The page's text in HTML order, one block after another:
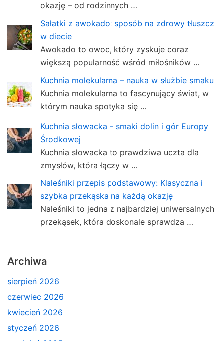
okazję – od rodzinnych …
Sałatki z awokado: sposób na zdrowy tłuszcz
w diecie
Awokado to owoc, który zyskuje coraz
większą popularność wśród miłośników …
Kuchnia molekularna – nauka w służbie smaku
Kuchnia molekularna to fascynujący świat, w
którym nauka spotyka się …
Kuchnia słowacka – smaki dolin i gór Europy
Środkowej
Kuchnia słowacka to prawdziwa uczta dla
zmysłów, która łączy w …
Naleśniki przepis podstawowy: Klasyczna i
szybka przekąska na każdą okazję
Naleśniki to jedna z najbardziej uniwersalnych
przekąsek, która doskonale sprawdza …
Archiwa
sierpień 2026
czerwiec 2026
kwiecień 2026
styczeń 2026